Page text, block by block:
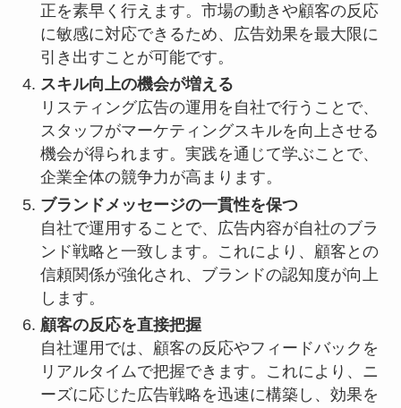
正を素早く行えます。市場の動きや顧客の反応
に敏感に対応できるため、広告効果を最大限に
引き出すことが可能です。
スキル向上の機会が増える
リスティング広告の運用を自社で行うことで、
スタッフがマーケティングスキルを向上させる
機会が得られます。実践を通じて学ぶことで、
企業全体の競争力が高まります。
ブランドメッセージの一貫性を保つ
自社で運用することで、広告内容が自社のブラ
ンド戦略と一致します。これにより、顧客との
信頼関係が強化され、ブランドの認知度が向上
します。
顧客の反応を直接把握
自社運用では、顧客の反応やフィードバックを
リアルタイムで把握できます。これにより、ニ
ーズに応じた広告戦略を迅速に構築し、効果を